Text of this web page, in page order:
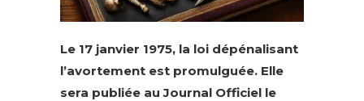
Le 17 janvier 1975, la loi dépénalisant
l’avortement est promulguée. Elle
sera publiée au Journal Officiel le